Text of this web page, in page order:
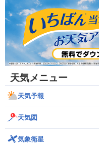
天気メニュー
天気予報
天気図
気象衛星